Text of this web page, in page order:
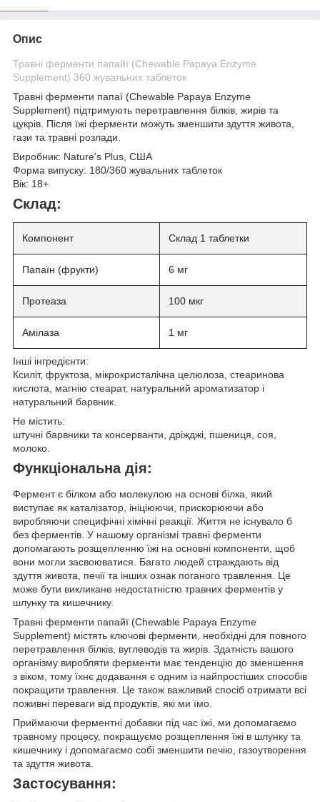
Опис
Травні ферменти папайї (Chewable Papaya Enzyme
Supplement) 360 жувальних таблеток
Травні ферменти папаї (Chewable Papaya Enzyme
Supplement) підтримують перетравлення білків, жирів та
цукрів. Після їжі ферменти можуть зменшити здуття живота,
гази та травні розлади.
Виробник: Nature's Plus, США
Форма випуску: 180/360 жувальних таблеток
Вік: 18+
Склад:
Компонент Склад 1 таблетки
Папаїн (фрукти) 6 мг
Протеаза 100 мкг
Амілаза 1 мг
Інші інгредієнти:
Ксиліт, фруктоза, мікрокристалічна целюлоза, стеаринова
кислота, магнію стеарат, натуральний ароматизатор і
натуральний барвник.
Не містить:
штучні барвники та консерванти, дріжджі, пшениця, соя,
молоко.
Функціональна дія:
Фермент є білком або молекулою на основі білка, який
виступає як каталізатор, ініціюючи, прискорюючи або
виробляючи специфічні хімічні реакції. Життя не існувало б
без ферментів. У нашому організмі травні ферменти
допомагають розщепленню їжі на основні компоненти, щоб
вони могли засвоюватися. Багато людей страждають від
здуття живота, печії та інших ознак поганого травлення. Це
може бути викликане недостатністю травних ферментів у
шлунку та кишечнику.
Травні ферменти папайї (Chewable Papaya Enzyme
Supplement) містять ключові ферменти, необхідні для повного
перетравлення білків, вуглеводів та жирів. Здатність вашого
організму виробляти ферменти має тенденцію до зменшення
з віком, тому їхнє додавання є одним із найпростіших способів
покращити травлення. Це також важливий спосіб отримати всі
поживні переваги від продуктів, які ми їмо.
Приймаючи ферментні добавки під час їжі, ми допомагаємо
травному процесу, покращуємо розщеплення їжі в шлунку та
кишечнику і допомагаємо собі зменшити печію, газоутворення
та здуття живота.
Застосування: